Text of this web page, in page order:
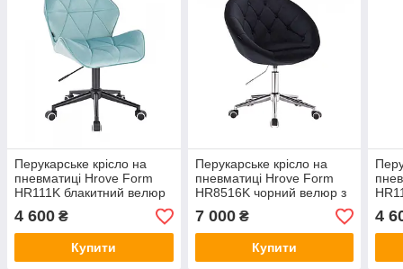
Перукарське крісло на
пневматиці Hrove Form
HR111K блакитний велюр
чорна основа
4 600 ₴
Купити
Перукарське крісло на
пневматиці Hrove Form
HR8516K чорний велюр з
гудзиками основа хром
7 000₴
Купити
4